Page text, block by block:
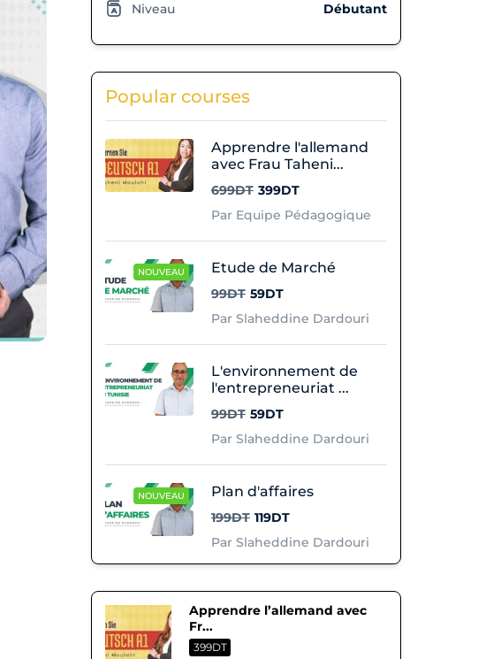
Niveau Débutant
Popular courses
Apprendre l'allemand
avec Frau Taheni...
699DT 399DT
Par Equipe Pédagogique
NOUVEAU Etude de Marché
99DT 59DT
Par Slaheddine Dardouri
L'environnement de
l'entrepreneuriat ...
99DT 59DT
Par Slaheddine Dardouri
NOUVEAU Plan d'affaires
199DT 119DT
Par Slaheddine Dardouri
Apprendre l’allemand avec
Fr...
399DT